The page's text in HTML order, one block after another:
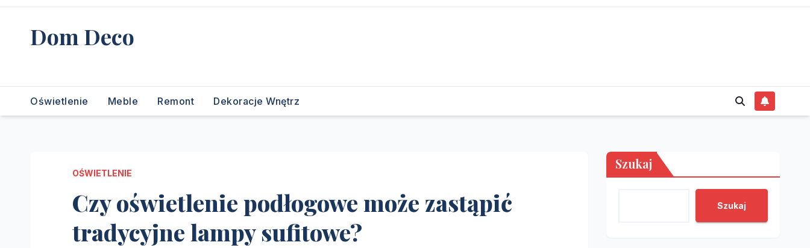
Skip
contentDom Deco
Oświetlenie Meble Remont Dekoracje Wnętrz
OŚWIETLENIE
Czy oświetlenie podłogowe może zastąpić
tradycyjne lampy sufitowe?
Szukaj
Szukaj